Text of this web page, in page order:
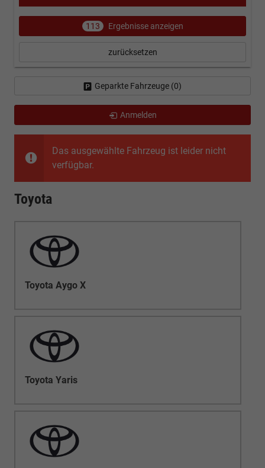
Das ausgewählte Fahrzeug ist leider nicht
verfügbar.
Toyota
Toyota Aygo X
Toyota Yaris
113 Ergebnisse anzeigen
zurücksetzen
Geparkte Fahrzeuge (0)
Anmelden